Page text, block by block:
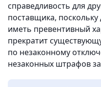
справедливость для
поставщика,
иметь превентивный
прекратит
по незаконному
незаконных штрафов